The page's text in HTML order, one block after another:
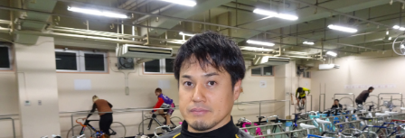
お知らせ
番記者とくダネ！
選手ランキング